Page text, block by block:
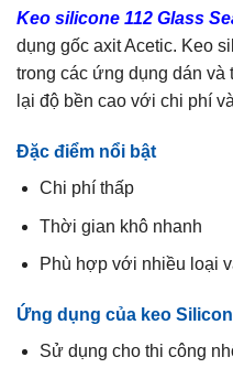
Keo silicone 112 Glass
dụng gốc axit Acetic. Keo
trong các ứng dụng dán và
lại độ bền cao với chi phí
Đặc điểm nổi bật
Chi phí thấp
Thời gian khô nhanh
Phù hợp với nhiều loại
Ứng dụng của keo
Sử dụng cho thi công